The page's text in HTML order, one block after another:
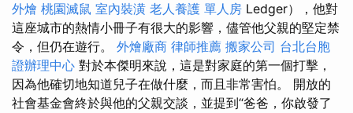
外燴 桃園滅鼠 室內裝潢 老人養護 單人房 Ledger），他對
這座城市的熱情小冊子有很大的影響，儘管他父親的堅定禁
令，但仍在遊行。 外燴廠商 律師推薦 搬家公司 台北台胞
證辦理中心 對於本傑明來說，這是對家庭的第一個打擊，
因為他確切地知道兒子在做什麼，而且非常害怕。 開放的
社會基金會終於與他的父親交談，並提到“爸爸，你啟發了